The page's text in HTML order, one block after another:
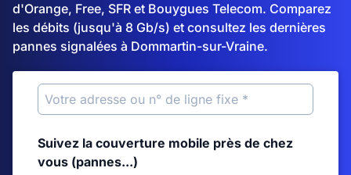
d'Orange, Free, SFR et Bouygues Telecom. Comparez
les débits (jusqu'à 8 Gb/s) et consultez les dernières
pannes signalées à Dommartin-sur-Vraine.
Suivez la couverture mobile près de chez
vous (pannes...)